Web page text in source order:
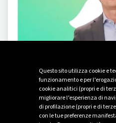
Questo sito utilizza cookie e
funzionamento e per
cookie analitici (propri e di
migliorare l’esperienza di
di profilazione (propri e di
con le tue preferenze
-07/11/2023
Global Sustainable
Plenitude